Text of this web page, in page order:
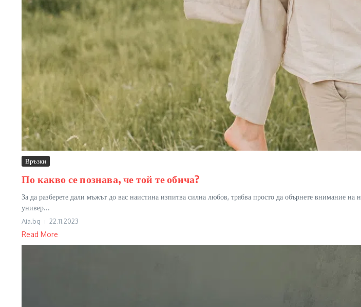
Връзки
По какво се познава, че той те обича?
За да разберете дали мъжът до вас наистина изпитва силна любов, трябва просто да обърнете внимание
универ...
Aia.bg 22.11.2023
Read More